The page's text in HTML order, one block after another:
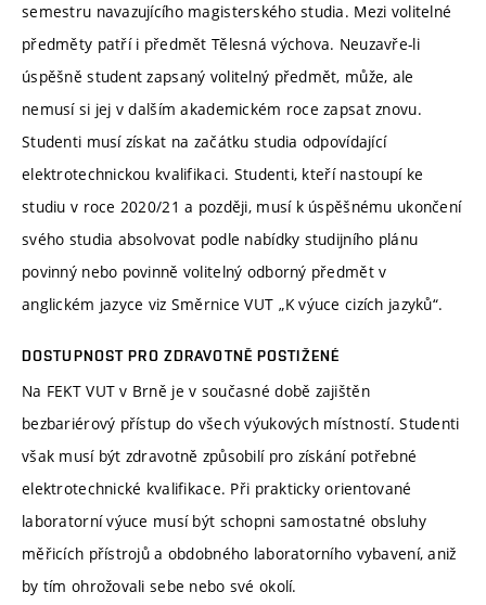
semestru navazujícího magisterského studia. Mezi volitelné
předměty patří i předmět Tělesná výchova. Neuzavře-li
úspěšně student zapsaný volitelný předmět, může, ale
nemusí si jej v dalším akademickém roce zapsat znovu.
Studenti musí získat na začátku studia odpovídající
elektrotechnickou kvalifikaci. Studenti, kteří nastoupí ke
studiu v roce 2020/21 a později, musí k úspěšnému ukončení
svého studia absolvovat podle nabídky studijního plánu
povinný nebo povinně volitelný odborný předmět v
anglickém jazyce viz Směrnice VUT „K výuce cizích jazyků“.
DOSTUPNOST PRO ZDRAVOTNĚ POSTIŽENÉ
Na FEKT VUT v Brně je v současné době zajištěn
bezbariérový přístup do všech výukových místností. Studenti
však musí být zdravotně způsobilí pro získání potřebné
elektrotechnické kvalifikace. Při prakticky orientované
laboratorní výuce musí být schopni samostatné obsluhy
měřicích přístrojů a obdobného laboratorního vybavení, aniž
by tím ohrožovali sebe nebo své okolí.